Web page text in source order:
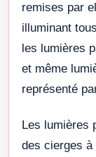
remises par
illuminant
les lumières
et même
représenté
Les lumières
des cierges à